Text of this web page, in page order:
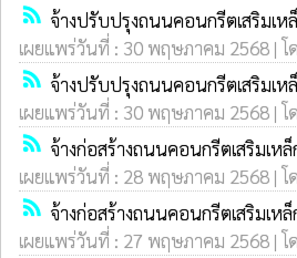
rss_feed จ้างปรับปรุงถนนคอนกรีตเสริมเห
เผยแพร่วันที่ : 30 พฤษภาคม 2568 | โ
rss_feed จ้างปรับปรุงถนนคอนกรีตเสริมเ
เผยแพร่วันที่ : 30 พฤษภาคม 2568 | โ
rss_feed จ้างก่อสร้างถนนคอนกรีตเสริมเห
เผยแพร่วันที่ : 28 พฤษภาคม 2568 | โ
rss_feed จ้างก่อสร้างถนนคอนกรีตเสริมเ
เผยแพร่วันที่ : 27 พฤษภาคม 2568 | โ